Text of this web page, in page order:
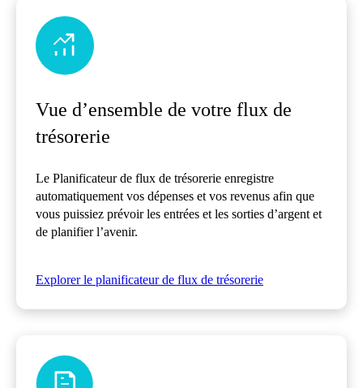
Vue d’ensemble de votre flux de
trésorerie
Le Planificateur de flux de trésorerie enregistre
automatiquement vos dépenses et vos revenus afin que
vous puissiez prévoir les entrées et les sorties d’argent et
de planifier l’avenir.
Explorer le planificateur de flux de trésorerie